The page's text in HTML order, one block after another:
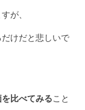
が、
けだと悲しいで
比べてみること